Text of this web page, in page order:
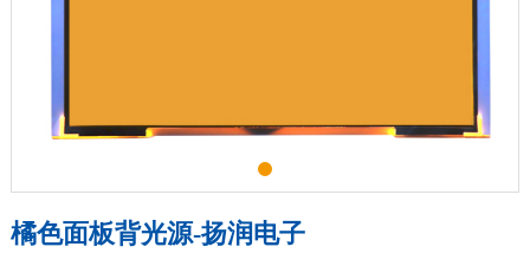
橘色面板背光源-扬润电子